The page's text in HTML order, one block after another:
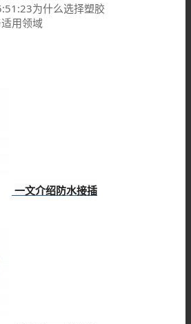
为什么选择塑胶
用领域
一文介绍防水接插